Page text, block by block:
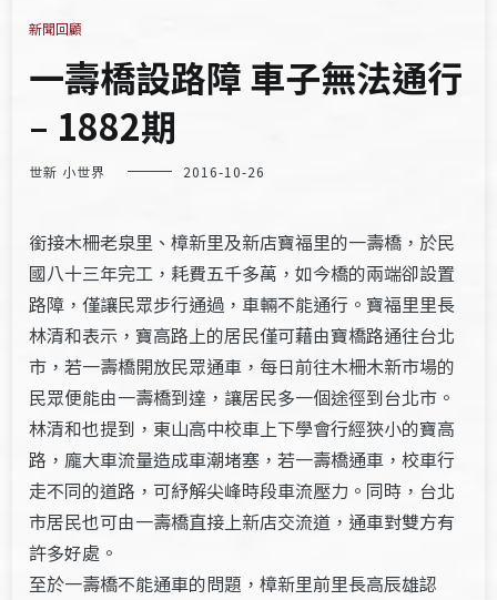
新聞回顧
一壽橋設路障 車子無法通行
– 1882期
世新 小世界 2016-10-26
銜接木柵老泉里、樟新里及新店寶福里的一壽橋，於民
國八十三年完工，耗費五千多萬，如今橋的兩端卻設置
路障，僅讓民眾步行通過，車輛不能通行。寶福里里長
林清和表示，寶高路上的居民僅可藉由寶橋路通往台北
市，若一壽橋開放民眾通車，每日前往木柵木新市場的
民眾便能由一壽橋到達，讓居民多一個途徑到台北市。
林清和也提到，東山高中校車上下學會行經狹小的寶高
路，龐大車流量造成車潮堵塞，若一壽橋通車，校車行
走不同的道路，可紓解尖峰時段車流壓力。同時，台北
市居民也可由一壽橋直接上新店交流道，通車對雙方有
許多好處。
至於一壽橋不能通車的問題，樟新里前里長高辰雄認